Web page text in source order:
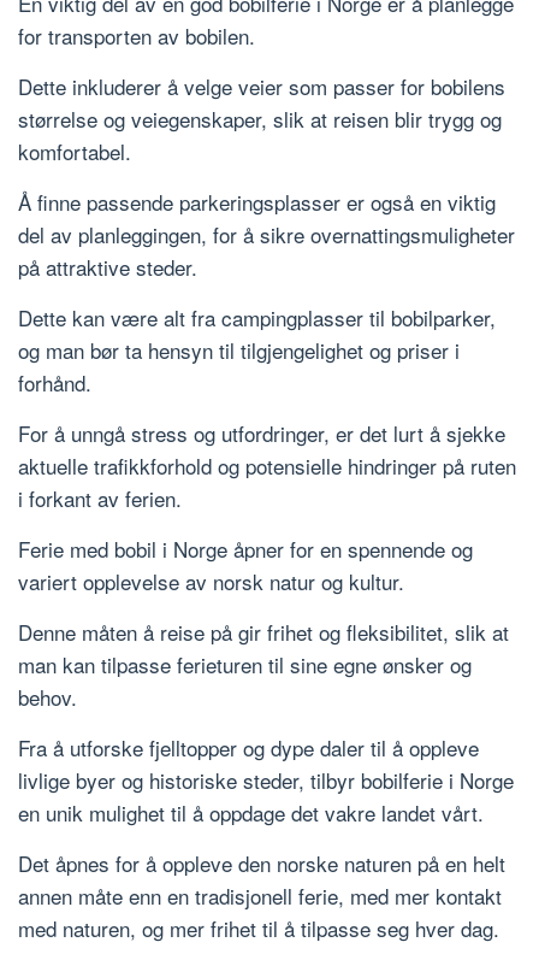
for transporten av bobilen.
Dette inkluderer å velge veier som passer for bobilens
størrelse og veiegenskaper, slik at reisen blir trygg og
komfortabel.
Å finne passende parkeringsplasser er også en viktig
del av planleggingen, for å sikre overnattingsmuligheter
på attraktive steder.
Dette kan være alt fra campingplasser til bobilparker,
og man bør ta hensyn til tilgjengelighet og priser i
forhånd.
For å unngå stress og utfordringer, er det lurt å sjekke
aktuelle trafikkforhold og potensielle hindringer på ruten
i forkant av ferien.
Ferie med bobil i Norge åpner for en spennende og
variert opplevelse av norsk natur og kultur.
Denne måten å reise på gir frihet og fleksibilitet, slik at
man kan tilpasse ferieturen til sine egne ønsker og
behov.
Fra å utforske fjelltopper og dype daler til å oppleve
livlige byer og historiske steder, tilbyr bobilferie i Norge
en unik mulighet til å oppdage det vakre landet vårt.
Det åpnes for å oppleve den norske naturen på en helt
annen måte enn en tradisjonell ferie, med mer kontakt
med naturen, og mer frihet til å tilpasse seg hver dag.